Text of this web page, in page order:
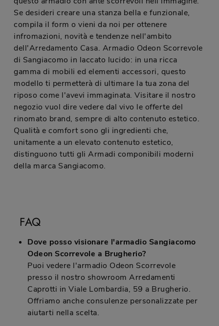
Se desideri creare una stanza bella e funzionale,
compila il form o vieni da noi per ottenere
infromazioni, novità e tendenze nell'ambito
dell'Arredamento Casa. Armadio Odeon Scorrevole
di Sangiacomo in laccato lucido: in una ricca
gamma di mobili ed elementi accessori, questo
modello ti permetterà di ultimare la tua zona del
riposo come l'avevi immaginata. Visitare il nostro
negozio vuol dire vedere dal vivo le offerte del
rinomato brand, sempre di alto contenuto estetico.
Qualità e comfort sono gli ingredienti che,
unitamente a un elevato contenuto estetico,
distinguono tutti gli Armadi componibili moderni
della marca Sangiacomo.
FAQ
Dove posso visionare l'armadio Sangiacomo
Odeon Scorrevole a Brugherio?
Puoi vedere l'armadio Odeon Scorrevole
presso il nostro showroom Arredamenti
Caprotti in Viale Lombardia, 59 a Brugherio.
Offriamo anche consulenze personalizzate per
aiutarti nella scelta.